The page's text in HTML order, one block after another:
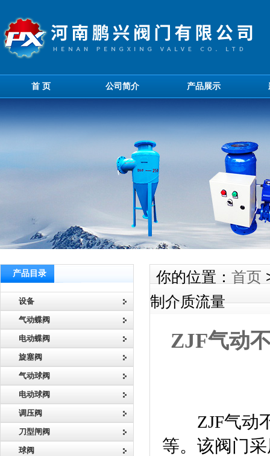
首 页 公司简介 产品展示
产品目录
设备
气动蝶阀
电动蝶阀
旋塞阀
气动球阀
电动球阀
调压阀
刀型闸阀
球阀
你的位置： 首页
制介质流量
ZJF气动
ZJF气动不
等。该阀门